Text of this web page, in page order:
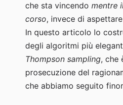
che sta vincendomentre
corso, invece di
In questo articolo lo
degli algoritmi più
Thompson sampling, che
prosecuzione del
che abbiamo seguito